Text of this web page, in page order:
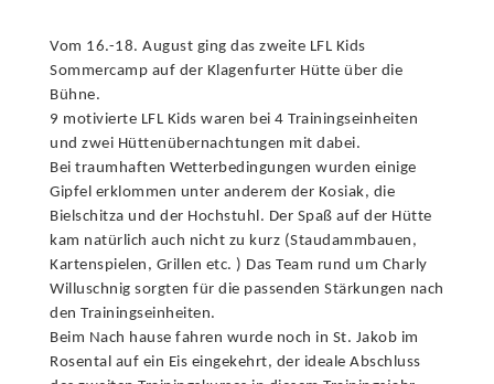
Vom 16.-18. August ging das zweite LFL Kids
Sommercamp auf der Klagenfurter Hütte über die
Bühne.
9 motivierte LFL Kids waren bei 4 Trainingseinheiten
und zwei Hüttenübernachtungen mit dabei.
Bei traumhaften Wetterbedingungen wurden einige
Gipfel erklommen unter anderem der Kosiak, die
Bielschitza und der Hochstuhl. Der Spaß auf der Hütte
kam natürlich auch nicht zu kurz (Staudammbauen,
Kartenspielen, Grillen etc. ) Das Team rund um Charly
Willuschnig sorgten für die passenden Stärkungen nach
den Trainingseinheiten.
Beim Nach hause fahren wurde noch in St. Jakob im
Rosental auf ein Eis eingekehrt, der ideale Abschluss